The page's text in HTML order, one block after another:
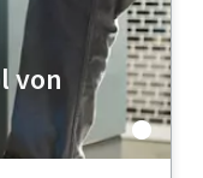
von